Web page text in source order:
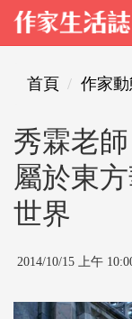
首頁 作家
秀霖老
屬於東
世界
2014/10/15 上午